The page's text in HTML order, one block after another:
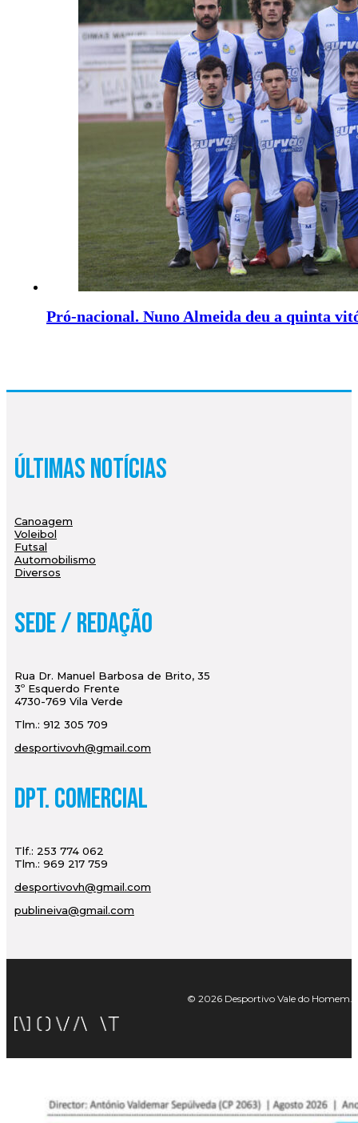
Pró-nacional. Nuno Almeida deu a quinta
Últimas Notícias
Canoagem
Voleibol
Futsal
Automobilismo
Diversos
Sede / Redação
Rua Dr. Manuel Barbosa de Brito, 35
3º Esquerdo Frente
4730-769 Vila Verde
Tlm.: 912 305 709
desportivovh@gmail.com
Dpt. Comercial
Tlf.: 253 774 062
Tlm.: 969 217 759
desportivovh@gmail.com
publineiva@gmail.com
© 2026 Desportivo Vale do Homem.